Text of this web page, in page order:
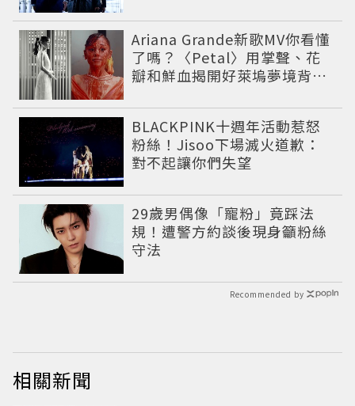
Ariana Grande新歌MV你看懂
了嗎？〈Petal〉用掌聲、花
瓣和鮮血揭開好萊塢夢境背後
BLACKPINK十週年活動惹怒
粉絲！Jisoo下場滅火道歉：
對不起讓你們失望
29歲男偶像「寵粉」竟踩法
規！遭警方約談後現身籲粉絲
守法
Recommended by
相關新聞